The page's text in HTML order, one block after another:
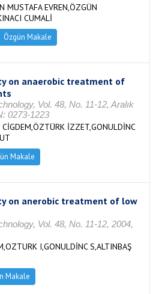
MUSTAFA EVREN,ÖZGÜN
CUMALİ
Özgün Makale
on anaerobic treatment of
Vol. 48, No. 11-12, Aralık
0273-1223
İZZET,GONULDİNC
Makale
on anerobic treatment of low
Vol. 48, No. 11-12, 2004,
I,GONULDİNC S,ALTINBAŞ
Makale